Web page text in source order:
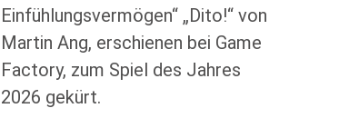
Einfühlungsvermögen“ „Dito!“ von
Martin Ang, erschienen bei Game
Factory, zum Spiel des Jahres
2026 gekürt.